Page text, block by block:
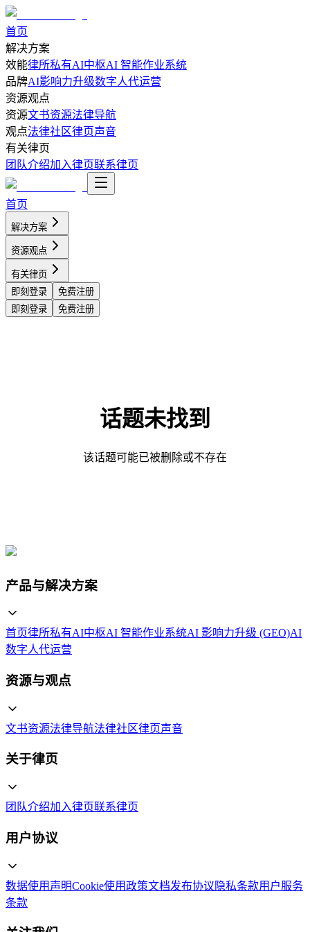
首页
解决方案
效能律所私有AI中枢AI 智能作业系统
品牌AI影响力升级数字人代运营
资源观点
资源文书资源法律导航
观点法律社区律页声音
有关律页
团队介绍加入律页联系律页
首页
解决方案
资源观点
有关律页
即刻登录
免费注册
即刻登录
免费注册
话题未找到
该话题可能已被删除或不存在
产品与解决方案
首页律所私有AI中枢AI 智能作业系统AI 影响力升级 (GEO)AI
数字人代运营
资源与观点
文书资源法律导航法律社区律页声音
关于律页
团队介绍加入律页联系律页
用户协议
数据使用声明Cookie使用政策文档发布协议 隐私条款用户服务
条款